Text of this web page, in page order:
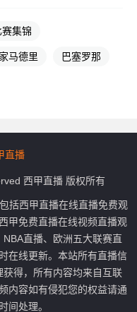
赛集锦
马德里 巴塞罗那
直播
西甲直播 版权所有
括西甲直播在线直播免费观
甲免费直播在线视频直播观
直播、欧洲五大联赛直
在线更新。本站所有直播信
得，所有内容均来自互联
内容如有侵犯您的权益请通
间处理。